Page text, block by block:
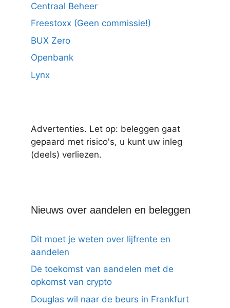
Centraal Beheer
Freestoxx (Geen commissie!)
BUX Zero
Openbank
Lynx
Advertenties. Let op: beleggen gaat
gepaard met risico's, u kunt uw inleg
(deels) verliezen.
Nieuws over aandelen en beleggen
Dit moet je weten over lijfrente en
aandelen
De toekomst van aandelen met de
opkomst van crypto
Douglas wil naar de beurs in Frankfurt